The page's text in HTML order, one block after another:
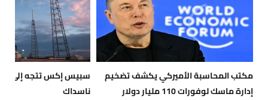
مكتب المحاسبة الأميركي يكشف تضخيم
إدارة ماسك لوفورات 110 مليار دولار
سبيس إكس تتجه إلى
ناسداك